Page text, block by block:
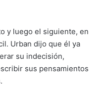
y luego el siguiente, en
Urban dijo que él ya
su indecisión,
sus pensamientos